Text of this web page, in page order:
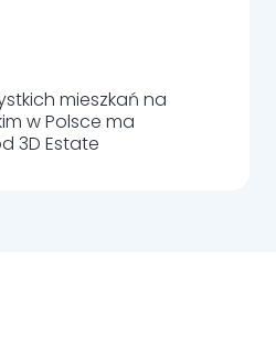
mieszkań na
w Polsce ma
3D Estate